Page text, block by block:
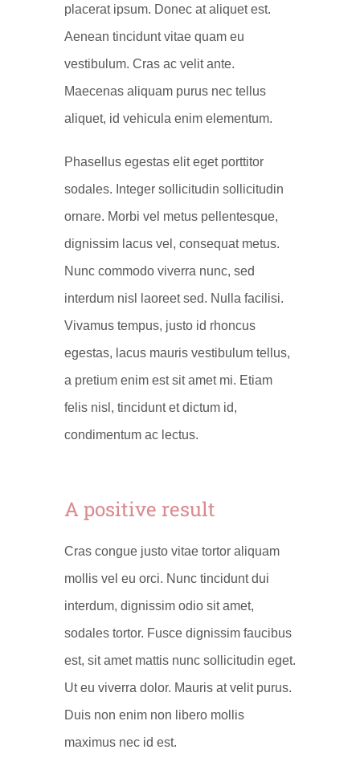
placerat ipsum. Donec at aliquet est.
Aenean tincidunt vitae quam eu
vestibulum. Cras ac velit ante.
Maecenas aliquam purus nec tellus
aliquet, id vehicula enim elementum.
Phasellus egestas elit eget porttitor
sodales. Integer sollicitudin sollicitudin
ornare. Morbi vel metus pellentesque,
dignissim lacus vel, consequat metus.
Nunc commodo viverra nunc, sed
interdum nisl laoreet sed. Nulla facilisi.
Vivamus tempus, justo id rhoncus
egestas, lacus mauris vestibulum tellus,
a pretium enim est sit amet mi. Etiam
felis nisl, tincidunt et dictum id,
condimentum ac lectus.
A positive result
Cras congue justo vitae tortor aliquam
mollis vel eu orci. Nunc tincidunt dui
interdum, dignissim odio sit amet,
sodales tortor. Fusce dignissim faucibus
est, sit amet mattis nunc sollicitudin eget.
Ut eu viverra dolor. Mauris at velit purus.
Duis non enim non libero mollis
maximus nec id est.